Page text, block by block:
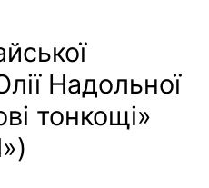
Надольної
тонкощі»